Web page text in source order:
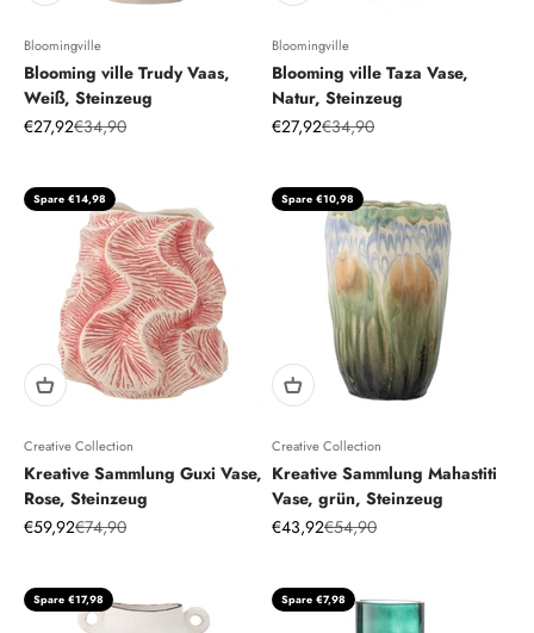
Bloomingville
Blooming ville Trudy Vaas,
Weiß, Steinzeug
Angebot
€27,92Regulärer Preis
€34,90
Bloomingville
Blooming ville Taza Vase,
Natur, Steinzeug
Angebot
€27,92Regulärer Preis
€34,90
Spare €14,98
Creative Collection
Kreative Sammlung Guxi Vase,
Rose, Steinzeug
Angebot
€59,92Regulärer Preis
€74,90
Spare €10,98
Creative Collection
Kreative Sammlung Mahastiti
Vase, grün, Steinzeug
Angebot
€43,92Regulärer Preis
€54,90
Spare €17,98 Spare €7,98